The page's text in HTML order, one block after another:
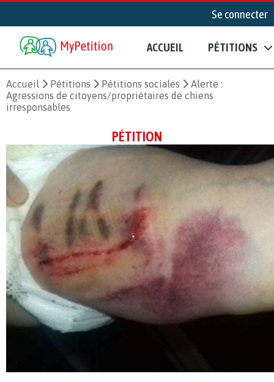
Se connecter
ACCUEIL PÉTITIONS
Accueil Pétitions Pétitions sociales
Alerte :
Agressions de citoyens/propriétaires de chiens
irresponsables
PÉTITION